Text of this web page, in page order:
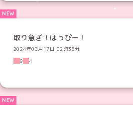
取り急ぎ！はっぴー！
2024年03月17日 02時38分
9
4